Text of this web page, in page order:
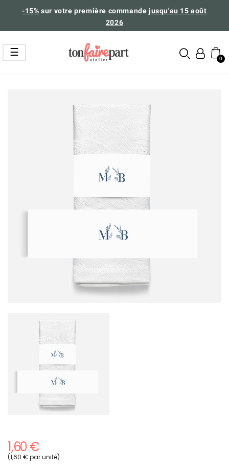
-15% sur votre première commandejusqu'au 15 août
2026
Basculer
la
navigation
☰
1,60 €
(1,60 € par unité)